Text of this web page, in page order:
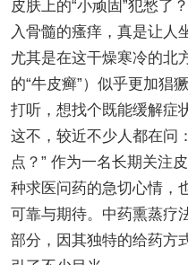
皮肤上的“小顽固”犯愁了
入骨髓的瘙痒，真是让人
尤其是在这干燥寒冷的北
的“牛皮癣”）似乎更加猖
打听，想找个既能缓解症
这不，较近不少人都在问
点？” 作为一名长期关注
种求医问药的急切心情，
可靠与期待。中药熏蒸疗
部分，因其独特的给药方